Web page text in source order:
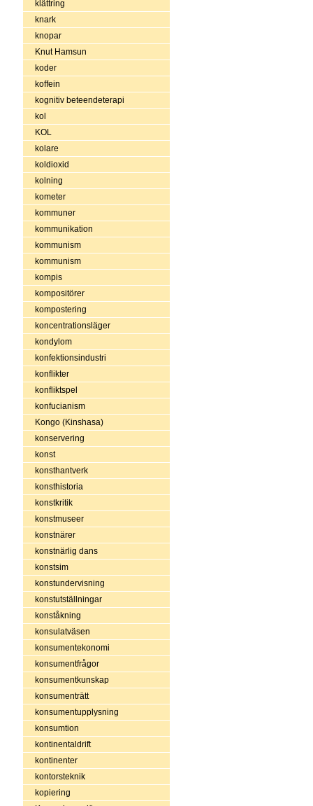
klättring
knark
knopar
Knut Hamsun
koder
koffein
kognitiv beteendeterapi
kol
KOL
kolare
koldioxid
kolning
kometer
kommuner
kommunikation
kommunism
kommunism
kompis
kompositörer
kompostering
koncentrationsläger
kondylom
konfektionsindustri
konflikter
konfliktspel
konfucianism
Kongo (Kinshasa)
konservering
konst
konsthantverk
konsthistoria
konstkritik
konstmuseer
konstnärer
konstnärlig dans
konstsim
konstundervisning
konstutställningar
konståkning
konsulatväsen
konsumentekonomi
konsumentfrågor
konsumentkunskap
konsumenträtt
konsumentupplysning
konsumtion
kontinentaldrift
kontinenter
kontorsteknik
kopiering